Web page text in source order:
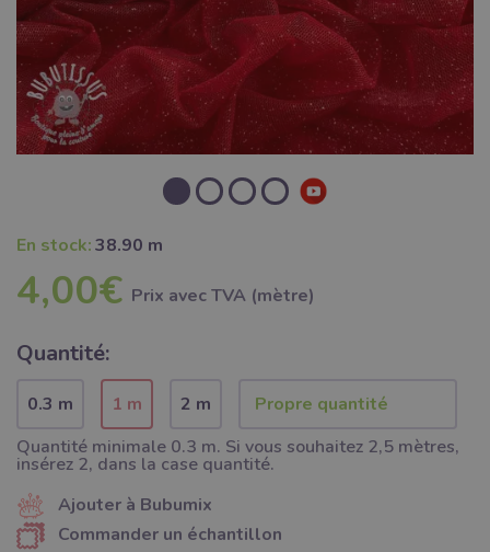
En stock:38.90 m
4,00€ Prix ​​avec TVA (mètre)
Quantité:
0.3 m 1 m
2 m
Quantité minimale 0.3 m. Si vous souhaitez 2,5 mètres,
insérez 2, dans la case quantité.
Ajouter à Bubumix
Commander un échantillon